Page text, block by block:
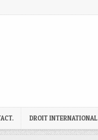
DROIT INTERNATIONAL